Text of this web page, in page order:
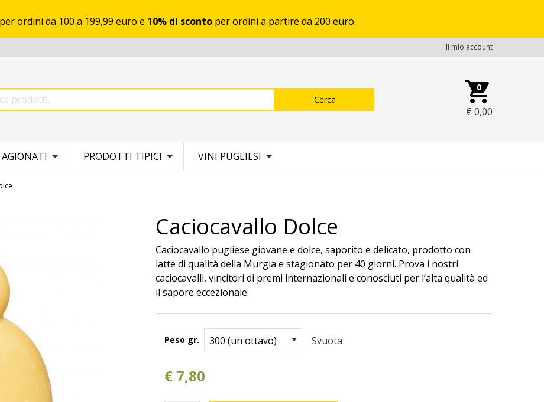
per ordini da 100 a 199,99 euro e 10% di sconto per ordini a partire da 200 euro.
Il mio account
€ 0,00
0
PRODOTTI TIPICI VINI PUGLIESI
Caciocavallo Dolce
Caciocavallo pugliese giovane e dolce, saporito e delicato, prodotto con
latte di qualità della Murgia e stagionato per 40 giorni. Prova i nostri
caciocavalli, vincitori di premi internazionali e conosciuti per l’alta qualità ed
il sapore eccezionale.
Peso gr. Svuota
€ 7,80